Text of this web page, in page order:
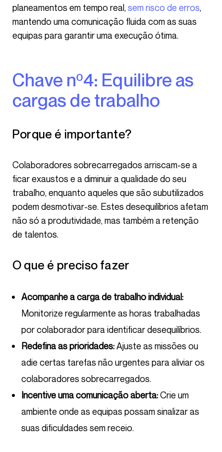
planeamentos em tempo real, sem risco de erros,
mantendo uma comunicação fluida com as suas
equipas para garantir uma execução ótima.
Chave nº4: Equilibre as
cargas de trabalho
Porque é importante?
Colaboradores sobrecarregados arriscam-se a
ficar exaustos e a diminuir a qualidade do seu
trabalho, enquanto aqueles que são subutilizados
podem desmotivar-se. Estes desequilíbrios afetam
não só a produtividade, mas também a retenção
de talentos.
O que é preciso fazer
Acompanhe a carga de trabalho individual:
Monitorize regularmente as horas trabalhadas
por colaborador para identificar desequilíbrios.
Redefina as prioridades:Ajuste as missões ou
adie certas tarefas não urgentes para aliviar os
colaboradores sobrecarregados.
Incentive uma comunicação aberta:Crie um
ambiente onde as equipas possam sinalizar as
suas dificuldades sem receio.